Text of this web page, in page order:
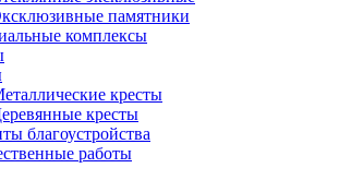
памятники
комплексы
кресты
кресты
благоустройства
работы